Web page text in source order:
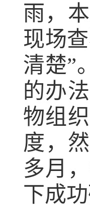
雨，
现场
清楚”
的办
物组
度，
多月
下成